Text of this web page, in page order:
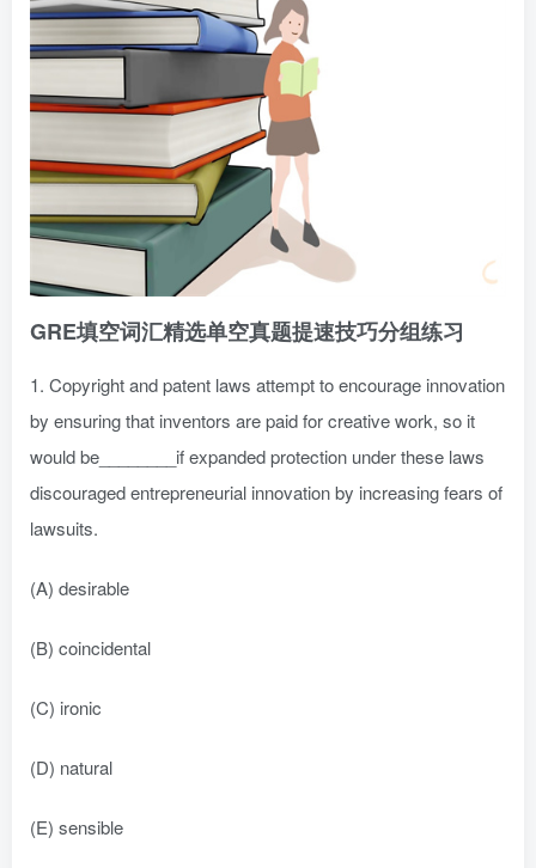
GRE填空词汇精选单空真题提速技巧分组练习
1. Copyright and patent laws attempt to encourage innovation
by ensuring that inventors are paid for creative work, so it
would be________if expanded protection under these laws
discouraged entrepreneurial innovation by increasing fears of
lawsuits.
(A) desirable
(B) coincidental
(C) ironic
(D) natural
(E) sensible